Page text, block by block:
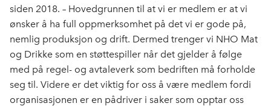
siden 2018. – Hovedgrunnen til at vi er medlem er at vi
ønsker å ha full oppmerksomhet på det vi er gode på,
nemlig produksjon og drift. Dermed trenger vi NHO Mat
og Drikke som en støttespiller når det gjelder å følge
med på regel- og avtaleverk som bedriften må forholde
seg til. Videre er det viktig for oss å være medlem fordi
organisasjonen er en pådriver i saker som opptar oss